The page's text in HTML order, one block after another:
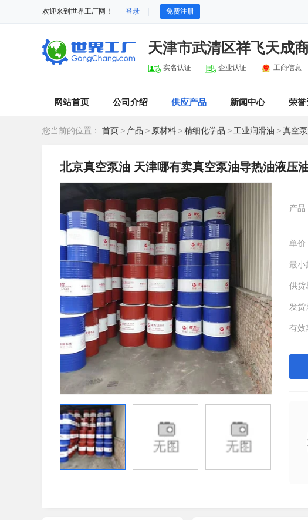
欢迎来到世界工厂网！ 登录 免费注册
天津市武清区祥飞天成
实名认证 企业认证 工商信息
网站首页 公司介绍 供应产品 新闻中心 荣
您当前的位置： 首页 > 产品 > 原材料 >精细化学品 > 工业润滑油 >真空
北京真空泵油 天津哪有卖真空泵油导热油液压
产品
单价
最小
供货
发货
有效